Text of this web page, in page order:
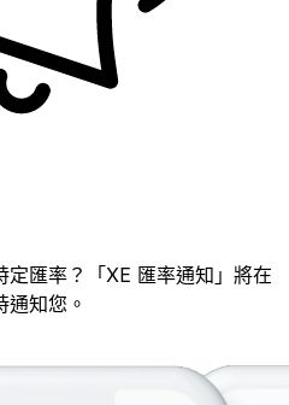
匯率？「XE 匯率通知」將在
知您。